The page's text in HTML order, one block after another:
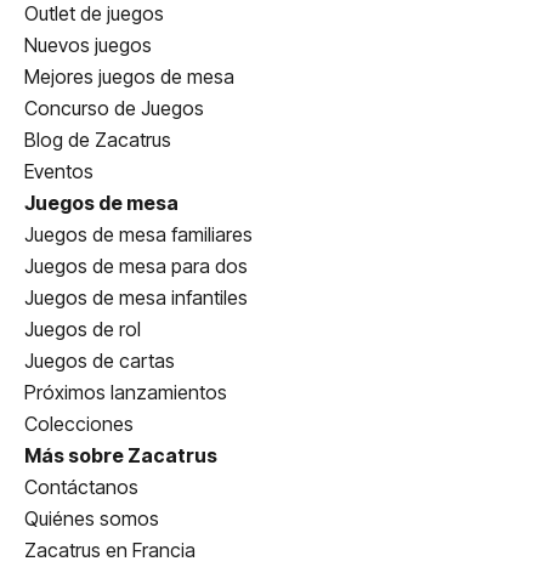
Outlet de juegos
Nuevos juegos
Mejores juegos de mesa
Concurso de Juegos
Blog de Zacatrus
Eventos
Juegos de mesa
Juegos de mesa familiares
Juegos de mesa para dos
Juegos de mesa infantiles
Juegos de rol
Juegos de cartas
Próximos lanzamientos
Colecciones
Más sobre Zacatrus
Contáctanos
Quiénes somos
Zacatrus en Francia